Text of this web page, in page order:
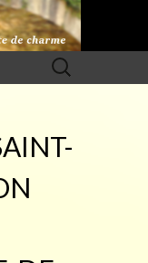
Rechercher :